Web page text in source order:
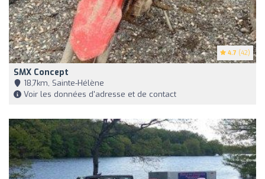
4.7 (42)
SMX Concept
18,7km, Sainte-Hélène
Voir les données d'adresse et de contact